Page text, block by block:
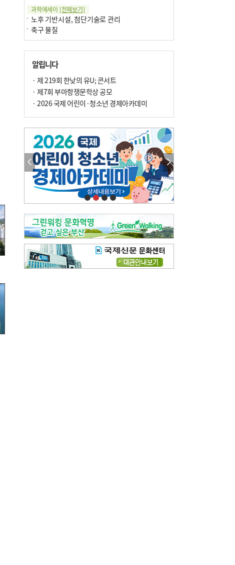
과학에세이 [전체보기]
노후 기반시설, 첨단기술로 관리
축구 물질
부정선거
선관위와 尹의 ‘0점 답안’
기고[전체보기]
대학과 지역 ‘연결’이 지역혁신이다
오페라 지휘자는 골을 넣지 않는다
엘리트 자평해온 市 공무원…생중계 회의서 능력 입증을
김준희의 클래식 인사이트[전체보기]
여름날의 애상, 왈츠
빛나는 꿈의 계절, 4월의 노래
김지윤의 우리음악 이야기[전체보기]
세종시대 음악이 전해진 이유
영산회상, 불교음악에서 풍류음악으로
뉴스와 현장[전체보기]
‘800조 투자’ 희비 가른 재생에너지
뜨거워지는 바다, 북쪽으로 열리는 항로
데스크시각[전체보기]
물은 행정구역 경계를 따라 흐르지 않는다
알립니다
· 제 219회 한낮의 유U; 콘서트
· 제7회 부마항쟁문학상 공모
· 2026 국제 어린이·청소년 경제아카데미